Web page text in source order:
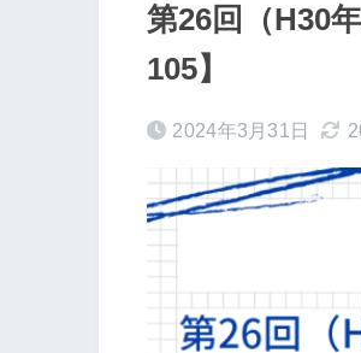
第26回（H30
105】
2024年3月31日